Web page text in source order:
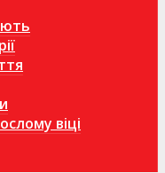
віці